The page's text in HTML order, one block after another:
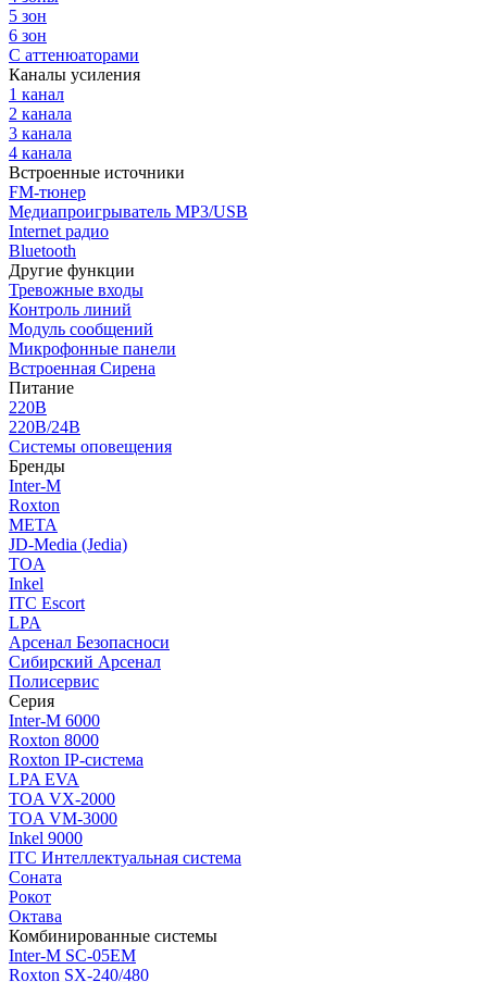
5 зон
6 зон
С аттенюаторами
Каналы усиления
1 канал
2 канала
3 канала
4 канала
Встроенные источники
FM-тюнер
Медиапроигрыватель MP3/USB
Internet радио
Bluetooth
Другие функции
Тревожные входы
Контроль линий
Модуль сообщений
Микрофонные панели
Встроенная Сирена
Питание
220В
220В/24В
Системы оповещения
Бренды
Inter-M
Roxton
МЕТА
JD-Media (Jedia)
TOA
Inkel
ITC Escort
LPA
Арсенал Безопасноси
Сибирский Арсенал
Полисервис
Серия
Inter-M 6000
Roxton 8000
Roxton IP-система
LPA EVA
TOA VX-2000
TOA VM-3000
Inkel 9000
ITC Интеллектуальная система
Соната
Рокот
Октава
Комбинированные системы
Inter-M SC-05EM
Roxton SX-240/480